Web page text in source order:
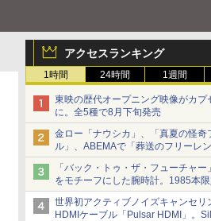
アクセスランキング
1時間 24時間 1週間
東映の歴代オープニング映像がカプ
に。全5種で8月下旬発売
金ロー「ナウシカ」、「真夏の怪奇
ル」、ABEMAで「葬送のフリーレ
など。夏の特番・配信情報
「バック・トゥ・ザ・フューチャー
をモチーフにした腕時計。1985本
世界初アクティブノイズキャンセリ
HDMIケーブル「Pulsar HDMI」。